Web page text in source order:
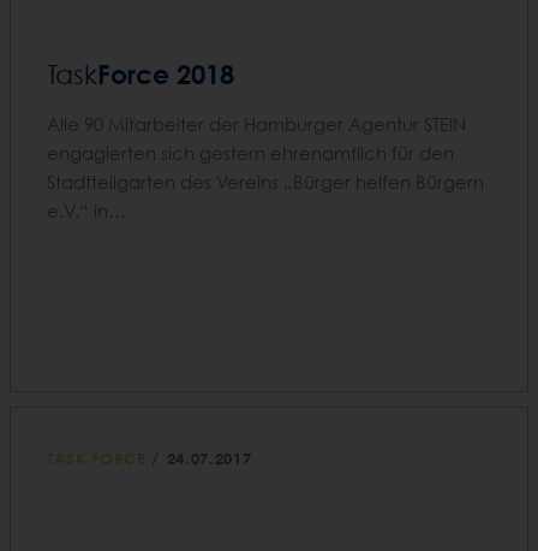
TaskForce 2018
Alle 90 Mitarbeiter der Hamburger Agentur STEIN
engagierten sich gestern ehrenamtlich für den
Stadtteilgarten des Vereins „Bürger helfen Bürgern
e.V.“ in…
TASK FORCE / 24.07.2017